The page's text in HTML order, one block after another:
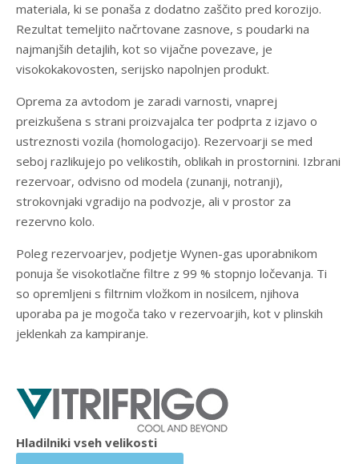
materiala, ki se ponaša z dodatno zaščito pred korozijo.
Rezultat temeljito načrtovane zasnove, s poudarki na
najmanjših detajlih, kot so vijačne povezave, je
visokokakovosten, serijsko napolnjen produkt.
Oprema za avtodom je zaradi varnosti, vnaprej
preizkušena s strani proizvajalca ter podprta z izjavo o
ustreznosti vozila (homologacijo). Rezervoarji se med
seboj razlikujejo po velikostih, oblikah in prostornini. Izbrani
rezervoar, odvisno od modela (zunanji, notranji),
strokovnjaki vgradijo na podvozje, ali v prostor za
rezervno kolo.
Poleg rezervoarjev, podjetje Wynen-gas uporabnikom
ponuja še visokotlačne filtre z 99 % stopnjo ločevanja. Ti
so opremljeni s filtrnim vložkom in nosilcem, njihova
uporaba pa je mogoča tako v rezervoarjih, kot v plinskih
jeklenkah za kampiranje.
Hladilniki vseh velikosti